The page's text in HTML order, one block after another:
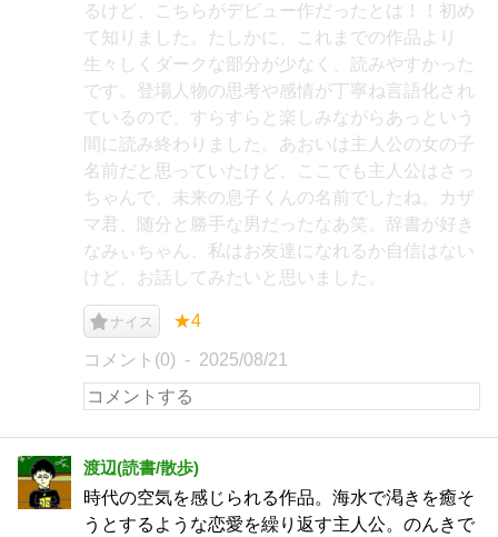
るけど、こちらがデビュー作だったとは！！初め
て知りました。たしかに、これまでの作品より
生々しくダークな部分が少なく、読みやすかった
です。登場人物の思考や感情が丁寧ね言語化され
ているので、すらすらと楽しみながらあっという
間に読み終わりました。あおいは主人公の女の子
名前だと思っていたけど、ここでも主人公はさっ
ちゃんで、未来の息子くんの名前でしたね。カザ
マ君、随分と勝手な男だったなあ笑。辞書が好き
なみぃちゃん、私はお友達になれるか自信はない
けど、お話してみたいと思いました。
ナイス ★4
コメント(0) 2025/08/21
渡辺(読書/散歩)
時代の空気を感じられる作品。海水で渇きを癒そ
うとするような恋愛を繰り返す主人公。のんきで